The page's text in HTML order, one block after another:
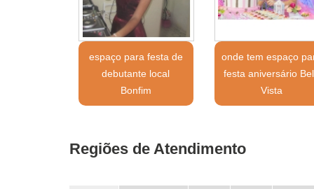
espaço para festa de
debutante local
Bonfim
onde tem espaço
festa aniversário
Vista
Regiões de Atendimento